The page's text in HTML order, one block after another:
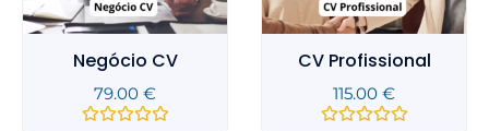
Negócio CV
79.00€
CV Profissional
115.00€